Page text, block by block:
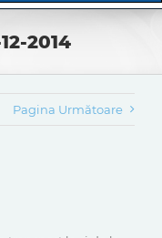
2014
Pagina Următoare